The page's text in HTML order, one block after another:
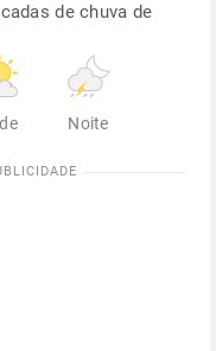
de chuva de
Noite